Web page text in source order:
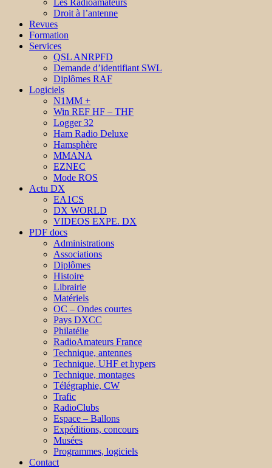
Les Radioamateurs
Droit à l’antenne
Revues
Formation
Services
QSL ANRPFD
Demande d’identifiant SWL
Diplômes RAF
Logiciels
N1MM +
Win REF HF – THF
Logger 32
Ham Radio Deluxe
Hamsphère
MMANA
EZNEC
Mode ROS
Actu DX
EA1CS
DX WORLD
VIDEOS EXPE. DX
PDF docs
Administrations
Associations
Diplômes
Histoire
Librairie
Matériels
OC – Ondes courtes
Pays DXCC
Philatélie
RadioAmateurs France
Technique, antennes
Technique, UHF et hypers
Technique, montages
Télégraphie, CW
Trafic
RadioClubs
Espace – Ballons
Expéditions, concours
Musées
Programmes, logiciels
Contact